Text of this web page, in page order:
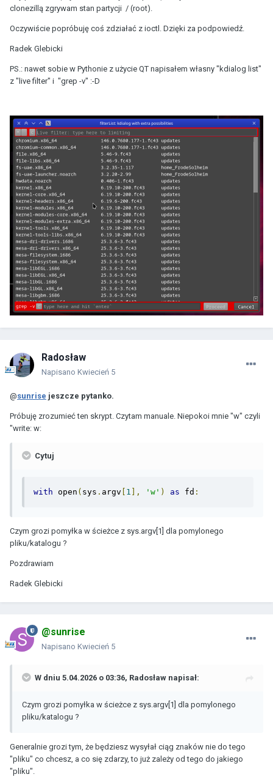
clonezillą zgrywam stan partycji / (root).
Oczywiście popróbuję coś zdziałać z ioctl. Dzięki za podpowiedź.
Radek Glebicki
PS.: nawet sobie w Pythonie z użycie QT napisałem własny "kdialog list"
z "live filter" i "grep -v" :-D
Radosław
Napisano Kwiecień 5
@sunrise jeszcze pytanko.
Próbuję zrozumieć ten skrypt. Czytam manuale. Niepokoi mnie "w" czyli
"write: w:
Cytuj
with open ( sys . argv 1 ], 'w' ) as fd :
Czym grozi pomyłka w ścieżce z sys.argv[1] dla pomylonego
pliku/katalogu ?
Pozdrawiam
Radek Glebicki
@sunrise
Napisano Kwiecień 5
W dniu 5.04.2026 o 03:36, Radosław napisał:
Czym grozi pomyłka w ścieżce z sys.argv[1] dla pomylonego
pliku/katalogu ?
Generalnie grozi tym, że będziesz wysyłał ciąg znaków nie do tego
"pliku" co chcesz, a co się zdarzy, to już zależy od tego do jakiego
"pliku".